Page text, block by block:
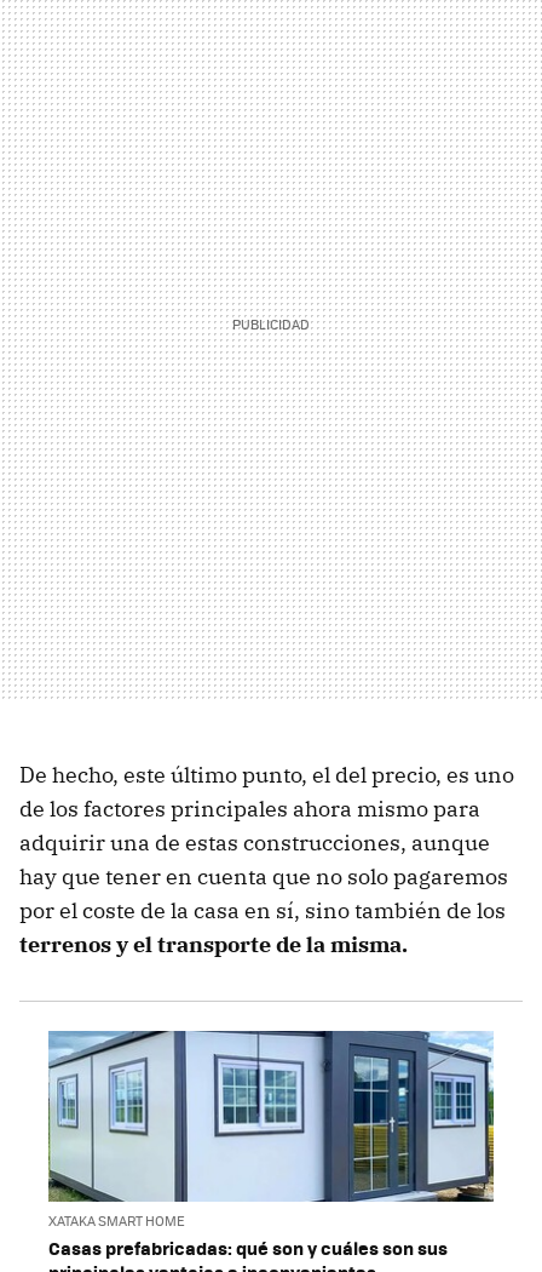
De hecho, este último punto, el del precio, es uno
de los factores principales ahora mismo para
adquirir una de estas construcciones, aunque
hay que tener en cuenta que no solo pagaremos
por el coste de la casa en sí, sino también de los
terrenos y el transporte de la misma.
XATAKA SMART HOME
Casas prefabricadas: qué son y cuáles son sus